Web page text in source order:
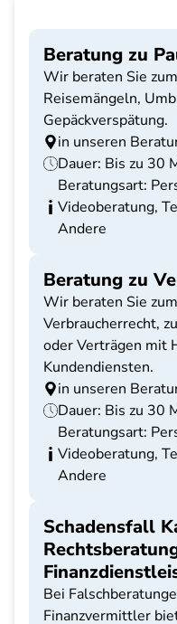
Beratung zu
Wir beraten Sie
Reisemängeln,
Gepäckverspätung.
in unseren
Dauer: Bis zu 30
Beratungsart:
Videoberatung,
Andere
Beratung zu
Wir beraten Sie
Verbraucherrecht,
oder Verträgen mit
Kundendiensten.
in unseren
Dauer: Bis zu 30
Beratungsart:
Videoberatung,
Andere
Schadensfall
Bei
Finanzvermittler